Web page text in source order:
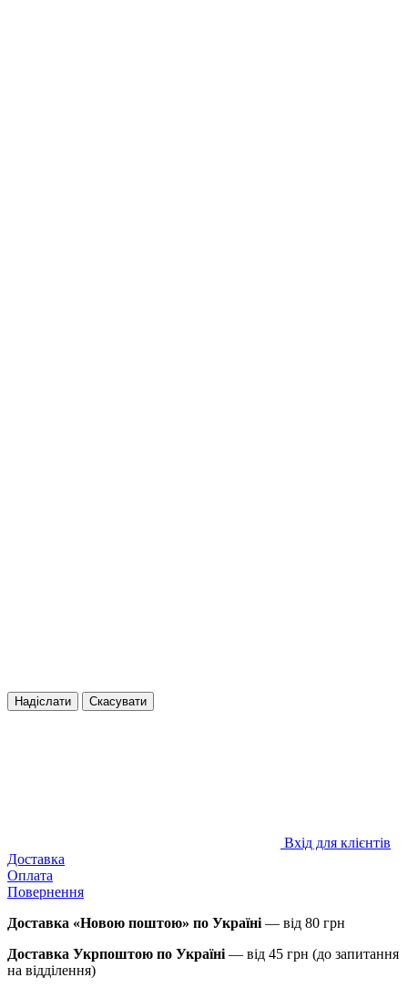
Надіслати Скасувати
Вхід для клієнтів
Доставка
Оплата
Повернення
Доставка «Новою поштою» по Україні — від 80 грн
Доставка Укрпоштою по Україні — від 45 грн (до запитання
на відділення)